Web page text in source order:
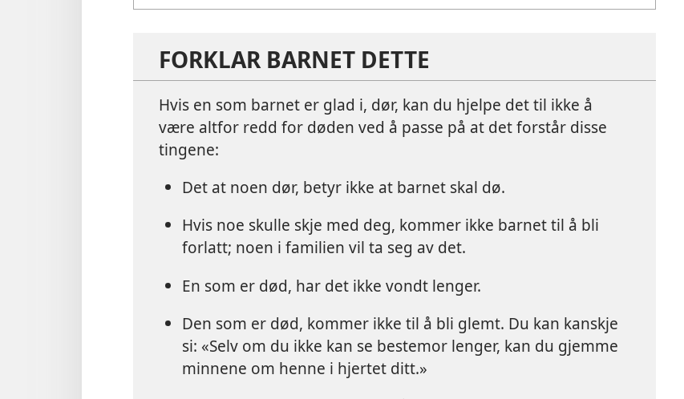
FORKLAR BARNET DETTE
Hvis en som barnet er glad i, dør, kan du hjelpe det til ikke å
være altfor redd for døden ved å passe på at det forstår disse
tingene:
Det at noen dør, betyr ikke at barnet skal dø.
Hvis noe skulle skje med deg, kommer ikke barnet til å bli
forlatt; noen i familien vil ta seg av det.
En som er død, har det ikke vondt lenger.
Den som er død, kommer ikke til å bli glemt. Du kan kanskje
si: «Selv om du ikke kan se bestemor lenger, kan du gjemme
minnene om henne i hjertet ditt.»